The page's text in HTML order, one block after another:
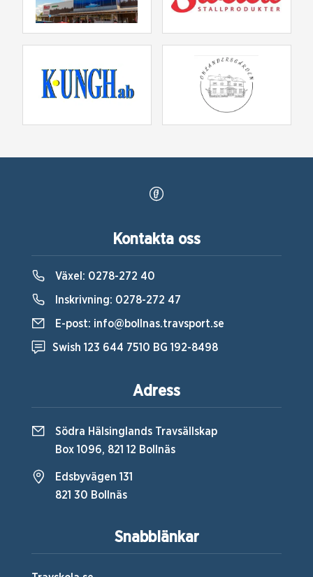
Snabblänkar
Kontakta oss
Växel: 0278-272 40
Inskrivning: 0278-272 47
E-post: info@bollnas.travsport.se
Swish 123 644 7510 BG 192-8498
Adress
Södra Hälsinglands Travsällskap
Box 1096, 821 12 Bollnäs
Edsbyvägen 131
821 30 Bollnäs